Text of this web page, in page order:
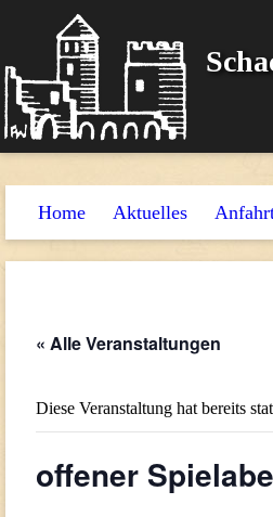
Home Aktuelles
« Alle Veranstaltungen
Diese Veranstaltung hat bereits
offener